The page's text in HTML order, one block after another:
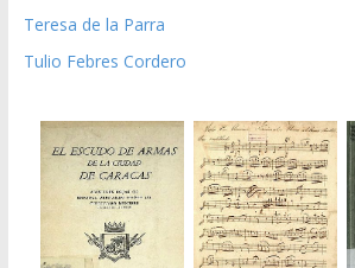
Teresa de la Parra
Tulio Febres Cordero